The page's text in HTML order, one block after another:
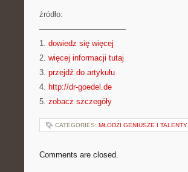
źródło:
———————————
1. dowiedz się więcej
2. więcej informacji tutaj
3. przejdź do artykułu
4. http://dr-goedel.de
5. zobacz szczegóły
CATEGORIES: MŁODZI GENIUSZE I TALENTY
Comments are closed.